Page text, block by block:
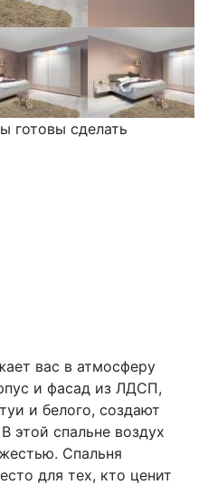
готовы сделать
вас в атмосферу
и фасад из ЛДСП,
и белого, создают
этой спальне воздух
Спальня
для тех, кто ценит